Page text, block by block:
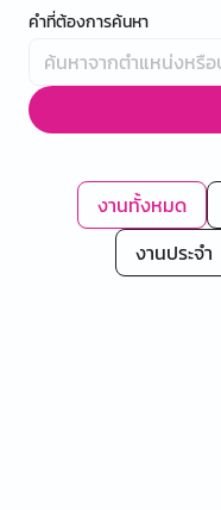
คำที่ต้องการค้นหา
งานทั้งหมด
งานประจำ